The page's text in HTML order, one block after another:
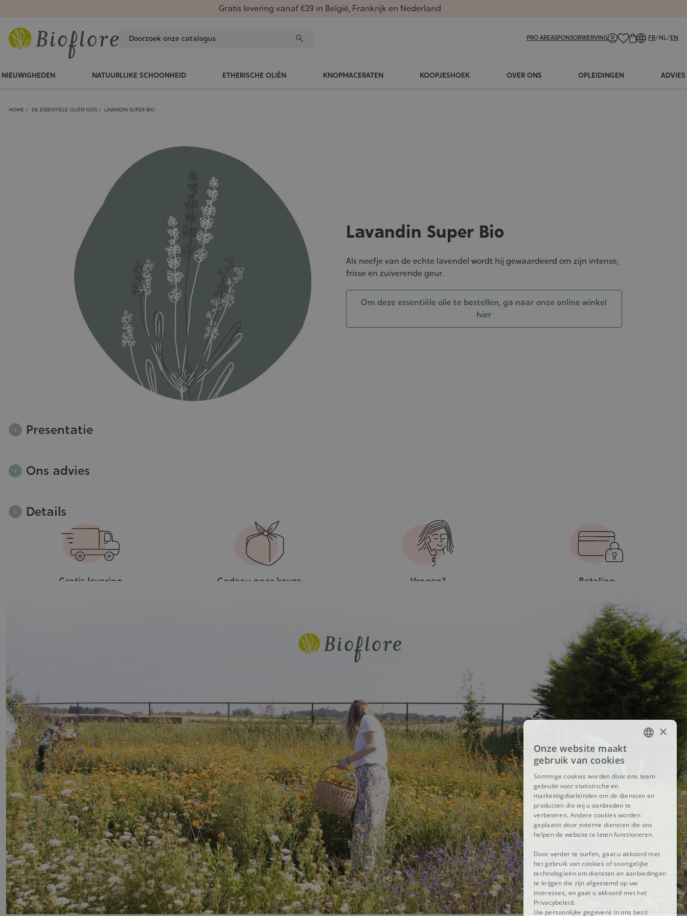
Gratis levering vanaf €39 in België, Frankrijk en Nederland
PRO AREASPONSORWERVING FR/NL/EN
NIEUWIGHEDEN NATUURLIJKE SCHOONHEID ETHERISCHE OLIËN KNOPMACERATEN KOOPJESHOEK OVER ONS OPLEIDINGEN ADVIES
HOME DE ESSENTIËLE OLIËN GIDS LAVANDIN SUPER BIO
Lavandin Super Bio
Als neefje van de echte lavendel wordt hij gewaardeerd om zijn intense,
frisse en zuiverende geur.
Om deze essentiële olie te bestellen, ga naar onze online winkel
hier
Presentatie
Ons advies
Details
Gratis levering
Cadeau naar keuze
Vragen?
Betaling
×
Onze website maakt
gebruik van cookies
Sommige cookies worden door ons team
gebruikt voor statistische en
marketingdoeleinden om de diensten en
producten die wij u aanbieden te
verbeteren. Andere cookies worden
geplaatst door externe diensten die ons
helpen de website te laten functioneren.
Door verder te surfen, gaat u akkoord met
het gebruik van cookies of soortgelijke
technologieën om diensten en aanbiedingen
te krijgen die zijn afgestemd op uw
interesses, en gaat u akkoord met het
Privacybeleid.
Uw persoonlijke gegevens in ons bezit